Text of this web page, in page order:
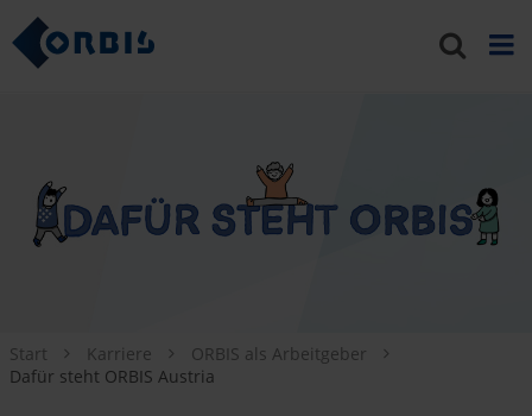
Start Karriere
ORBIS als Arbeitgeber
Dafür steht ORBIS Austria